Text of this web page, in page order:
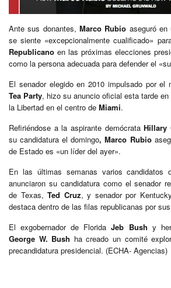
Ante sus donantes, Marco Rubio aseguró en
se siente «excepcionalmente cualificado»
Republicano en las próximas elecciones
como la persona adecuada para defender el
El senador elegido en 2010 impulsado por el
Tea Party, hizo su anuncio oficial esta tarde
la Libertad en el centro de Miami.
Refiriéndose a la aspirante demócrataHillary
su candidatura el domingo, Marco Rubio
de Estado es «un líder del ayer».
En las últimas semanas varios candidatos
anunciaron su candidatura como el senador
de Texas,Ted Cruz, y senador por
destaca dentro de las filas republicanas por
El exgobernador de FloridaJeb Bush y
George W. Bush ha creado un comité
precandidatura presidencial. (ECHA- Agencias)